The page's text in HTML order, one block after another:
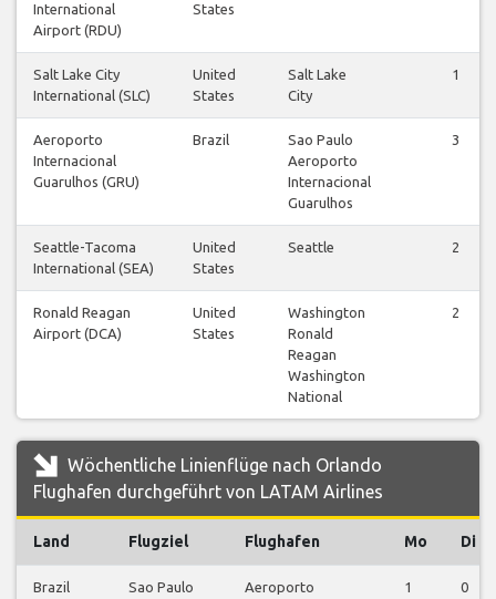
International
Airport (RDU)
States
Salt Lake City
International (SLC)
United
States
Salt Lake
City
1
Aeroporto
Internacional
Guarulhos (GRU)
Brazil
Sao Paulo
Aeroporto
Internacional
Guarulhos
3
Seattle-Tacoma
International (SEA)
United
States
Seattle 2
Ronald Reagan
Airport (DCA)
United
States
Washington
Ronald
Reagan
Washington
National
2
Wöchentliche Linienflüge nach Orlando
Flughafen durchgeführt von LATAM Airlines
Land Flugziel Flughafen Mo Di
Brazil
Sao Paulo
Aeroporto
1 0